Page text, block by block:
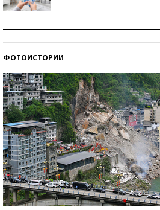
ФОТОИСТОРИИ